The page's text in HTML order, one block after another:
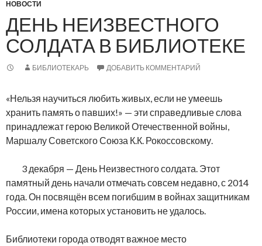
НОВОСТИ
ДЕНЬ НЕИЗВЕСТНОГО
СОЛДАТА В БИБЛИОТЕКЕ
БИБЛИОТЕКАРЬ ДОБАВИТЬ КОММЕНТАРИЙ
«Нельзя научиться любить живых, если не умеешь
хранить память о павших!» — эти справедливые слова
принадлежат герою Великой Отечественной войны,
Маршалу Советского Союза К.К. Рокоссовскому.
3 декабря — День Неизвестного солдата. Этот
памятный день начали отмечать совсем недавно, с 2014
года. Он посвящён всем погибшим в войнах защитникам
России, имена которых установить не удалось.
Библиотеки города отводят важное место